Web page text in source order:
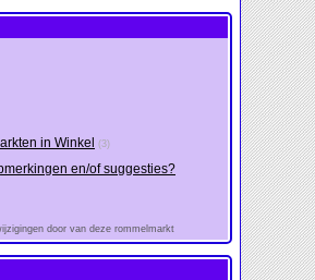
in Winkel
(3)
en/of suggesties?
door van deze rommelmarkt